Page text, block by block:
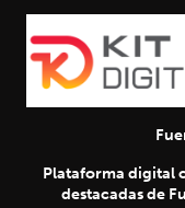
Plataforma digital
destacadas de